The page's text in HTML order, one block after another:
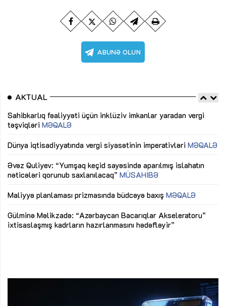
AKTUAL
Sahibkarlıq fəaliyyəti üçün inklüziv imkanlar yaradan vergi
təşviqləri MƏQALƏ
Dünya iqtisadiyyatında vergi siyasətinin imperativləri MƏQALƏ
Əvəz Quliyev: “Yumşaq keçid sayəsində aparılmış islahatın
nəticələri qorunub saxlanılacaq” MÜSAHİBƏ
Maliyyə planlaması prizmasında büdcəyə baxış MƏQALƏ
Gülminə Məlikzadə: “Azərbaycan Bacarıqlar Akseleratoru”
ixtisaslaşmış kadrların hazırlanmasını hədəfləyir”